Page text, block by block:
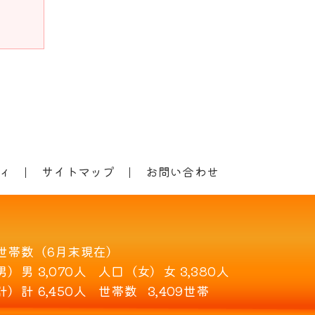
サイトマップ お問い合わせ
帯数（6月末現在）
男 3,070人 人口（女） 女 3,380人
計 6,450人 世帯数 3,409世帯